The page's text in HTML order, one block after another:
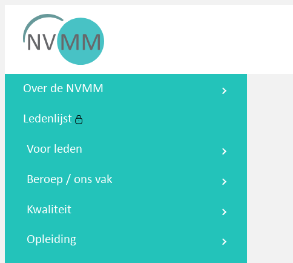
Nederlandse Vereniging voor
Over de NVMM
Ledenlijst
Voor leden
Beroep / ons vak
Kwaliteit
Opleiding